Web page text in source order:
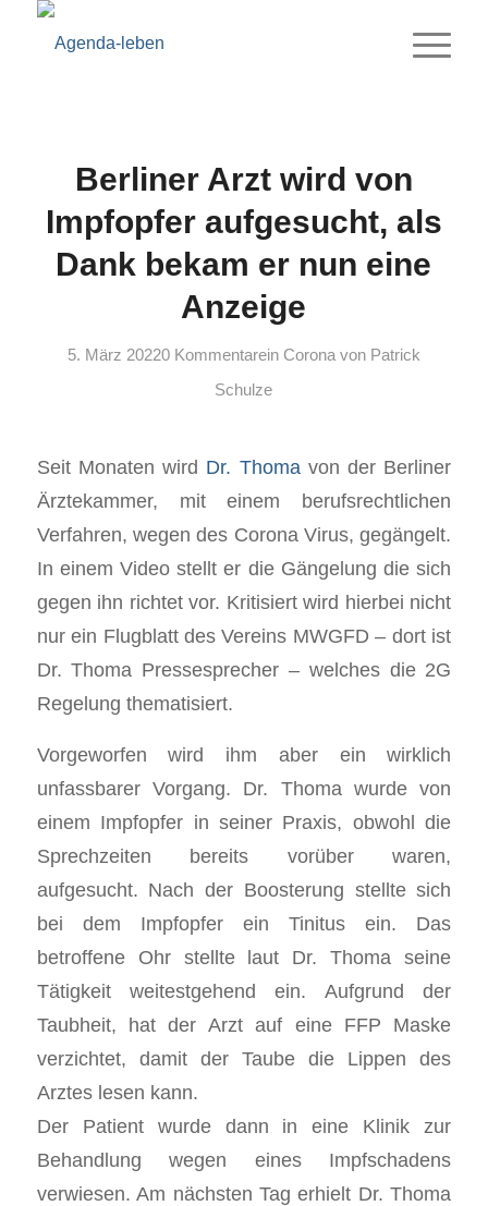
Berliner Arzt wird von
Impfopfer aufgesucht, als
Dank bekam er nun eine
Anzeige
5. März 20220 Kommentarein Corona von Patrick
Schulze
Seit Monaten wird Dr. Thoma von der Berliner
Ärztekammer, mit einem berufsrechtlichen
Verfahren, wegen des Corona Virus, gegängelt.
In einem Video stellt er die Gängelung die sich
gegen ihn richtet vor. Kritisiert wird hierbei nicht
nur ein Flugblatt des Vereins MWGFD – dort ist
Dr. Thoma Pressesprecher – welches die 2G
Regelung thematisiert.
Vorgeworfen wird ihm aber ein wirklich
unfassbarer Vorgang. Dr. Thoma wurde von
einem Impfopfer in seiner Praxis, obwohl die
Sprechzeiten bereits vorüber waren,
aufgesucht. Nach der Boosterung stellte sich
bei dem Impfopfer ein Tinitus ein. Das
betroffene Ohr stellte laut Dr. Thoma seine
Tätigkeit weitestgehend ein. Aufgrund der
Taubheit, hat der Arzt auf eine FFP Maske
verzichtet, damit der Taube die Lippen des
Arztes lesen kann.
Der Patient wurde dann in eine Klinik zur
Behandlung wegen eines Impfschadens
verwiesen. Am nächsten Tag erhielt Dr. Thoma